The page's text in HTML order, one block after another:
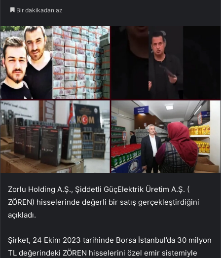
Bir dakikadan az
Zorlu Holding A.Ş., Şiddetli GüçElektrik Üretim A.Ş. (
ZÖREN) hisselerinde değerli bir satış gerçekleştirdiğini
açıkladı.
Şirket, 24 Ekim 2023 tarihinde Borsa İstanbul’da 30 milyon
TL değerindeki ZÖREN hisselerini özel emir sistemiyle